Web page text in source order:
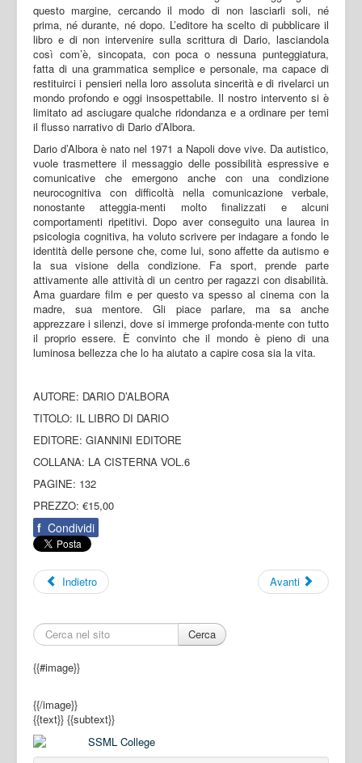
questo margine, cercando il modo di non lasciarli soli, né
prima, né durante, né dopo. L’editore ha scelto di pubblicare il
libro e di non intervenire sulla scrittura di Dario, lasciandola
così com’è, sincopata, con poca o nessuna punteggiatura,
fatta di una grammatica semplice e personale, ma capace di
restituirci i pensieri nella loro assoluta sincerità e di rivelarci un
mondo profondo e oggi insospettabile. Il nostro intervento si è
limitato ad asciugare qualche ridondanza e a ordinare per temi
il flusso narrativo di Dario d’Albora.
Dario d’Albora è nato nel 1971 a Napoli dove vive. Da autistico,
vuole trasmettere il messaggio delle possibilità espressive e
comunicative che emergono anche con una condizione
neurocognitiva con difficoltà nella comunicazione verbale,
nonostante atteggia-menti molto finalizzati e alcuni
comportamenti ripetitivi. Dopo aver conseguito una laurea in
psicologia cognitiva, ha voluto scrivere per indagare a fondo le
identità delle persone che, come lui, sono affette da autismo e
la sua visione della condizione. Fa sport, prende parte
attivamente alle attività di un centro per ragazzi con disabilità.
Ama guardare film e per questo va spesso al cinema con la
madre, sua mentore. Gli piace parlare, ma sa anche
apprezzare i silenzi, dove si immerge profonda-mente con tutto
il proprio essere. È convinto che il mondo è pieno di una
luminosa bellezza che lo ha aiutato a capire cosa sia la vita.
AUTORE: DARIO D’ALBORA
TITOLO: IL LIBRO DI DARIO
EDITORE: GIANNINI EDITORE
COLLANA: LA CISTERNA VOL.6
PAGINE: 132
PREZZO: €15,00
f Condividi
Indietro Avanti
Cerca
{{#image}}
{{/image}}
{{text}} {{subtext}}